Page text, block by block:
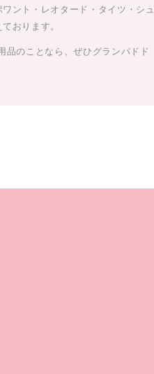
ント・レオタード・タイツ・シュ
おります。
品のことなら、ぜひグランパドド